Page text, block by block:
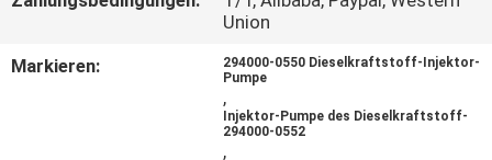
ANGEBOT
Union
Markieren:
294000-0550 Dieselkraftstoff-Injektor-
Pumpe
,
Injektor-Pumpe des Dieselkraftstoff-
294000-0552
,